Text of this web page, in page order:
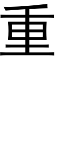
重